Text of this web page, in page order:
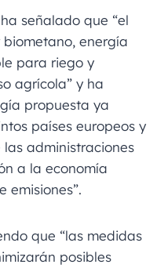
señalado que “el
energía
para riego y
agrícola” y ha
propuesta ya
países europeos y
administraciones
a la economía
emisiones”.
que “las medidas
posibles